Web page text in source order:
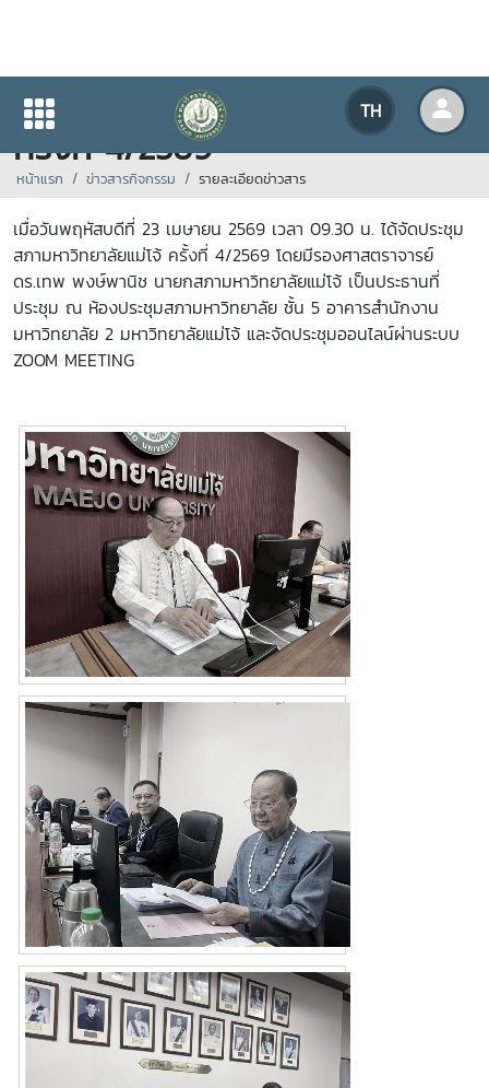
TH
การประชุมสภามหาวิทยาลัยแม่โจ้
ครั้งที่ 4/2569
หน้าแรก ข่าวสารกิจกรรม รายละเอียดข่าวสาร
เมื่อวันพฤหัสบดีที่ 23 เมษายน 2569 เวลา 09.30 น. ได้จัดประชุม
สภามหาวิทยาลัยแม่โจ้ ครั้งที่ 4/2569 โดยมีรองศาสตราจารย์
ดร.เทพ พงษ์พานิช นายกสภามหาวิทยาลัยแม่โจ้ เป็นประธานที่
ประชุม ณ ห้องประชุมสภามหาวิทยาลัย ชั้น 5 อาคารสำนักงาน
มหาวิทยาลัย 2 มหาวิทยาลัยแม่โจ้ และจัดประชุมออนไลน์ผ่านระบบ
ZOOM MEETING